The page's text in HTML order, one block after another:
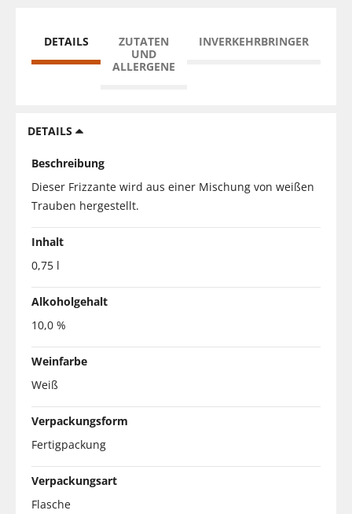
DETAILS
ZUTATEN
UND
ALLERGENE
INVERKEHRBRINGER
DETAILS
Beschreibung
Dieser Frizzante wird aus einer Mischung von weißen
Trauben hergestellt.
Inhalt
0,75 l
Alkoholgehalt
10,0 %
Weinfarbe
Weiß
Verpackungsform
Fertigpackung
Verpackungsart
Flasche